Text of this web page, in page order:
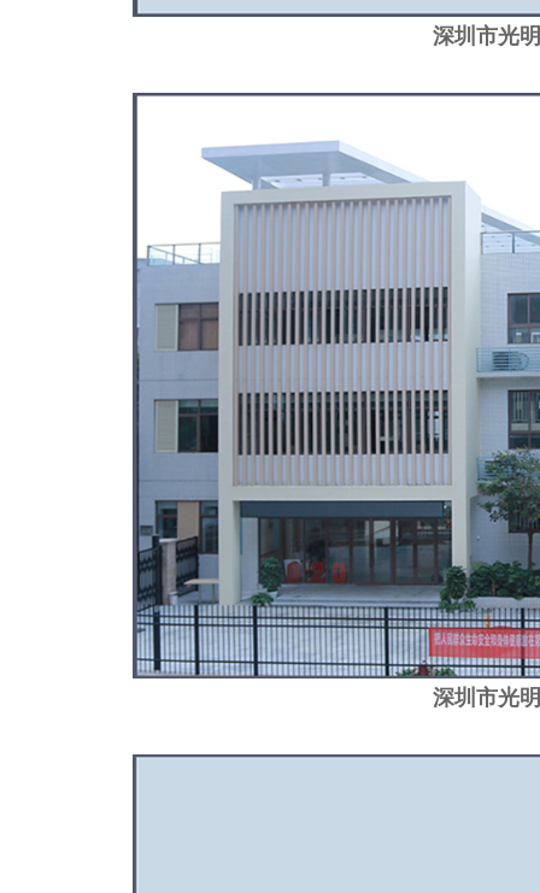
深圳市光
深圳市光